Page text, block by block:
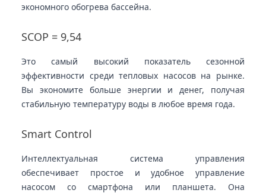
экономного обогрева бассейна.
SCOP = 9,54
Это самый высокий показатель сезонной
эффективности среди тепловых насосов на рынке.
Вы экономите больше энергии и денег, получая
стабильную температуру воды в любое время года.
Smart Control
Интеллектуальная система управления
обеспечивает простое и удобное управление
насосом со смартфона или планшета. Она